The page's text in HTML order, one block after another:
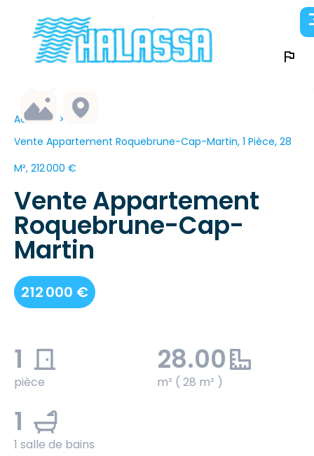
Accueil
Vente Appartement Roquebrune-Cap-Martin, 1 Pièce, 28
M², 212 000 €
Vente Appartement
Roquebrune-Cap-
Martin
212 000 €
1
pièce
28.00
m² ( 28 m² )
1
1 salle de bains